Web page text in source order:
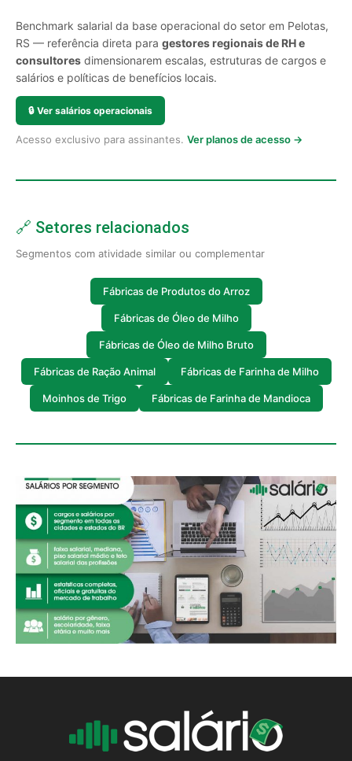
Benchmark salarial da base operacional do setor em Pelotas,
RS — referência direta para gestores regionais de RH e
consultores dimensionarem escalas, estruturas de cargos e
salários e políticas de benefícios locais.
🔒 Ver salários operacionais
Acesso exclusivo para assinantes. Ver planos de acesso →
🔗 Setores relacionados
Segmentos com atividade similar ou complementar
Fábricas de Produtos do Arroz
Fábricas de Óleo de Milho
Fábricas de Óleo de Milho Bruto
Fábricas de Ração Animal Fábricas de Farinha de Milho
Moinhos de Trigo Fábricas de Farinha de Mandioca